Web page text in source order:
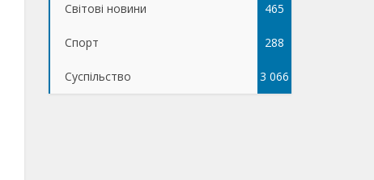
Світові новини 465
Спорт 288
Суспільство 3 066